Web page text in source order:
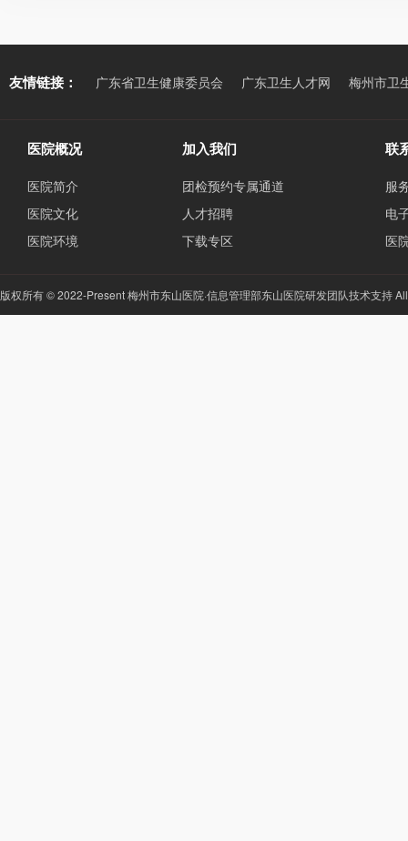
友情链接： 广东省卫生健康委员会 广东卫生人才网 梅州市卫
医院概况
医院简介
医院文化
医院环境
加入我们
团检预约专属通道
人才招聘
下载专区
联
服
电
医
版权所有 © 2022-Present 梅州市东山医院·信息管理部东山医院研发团队技术支持